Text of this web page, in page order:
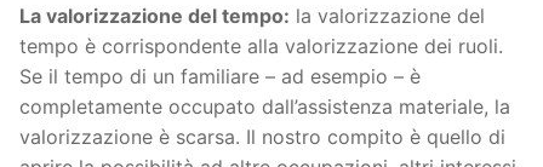
La valorizzazione del tempo: la valorizzazione del
tempo è corrispondente alla valorizzazione dei ruoli.
Se il tempo di un familiare – ad esempio – è
completamente occupato dall’assistenza materiale, la
valorizzazione è scarsa. Il nostro compito è quello di